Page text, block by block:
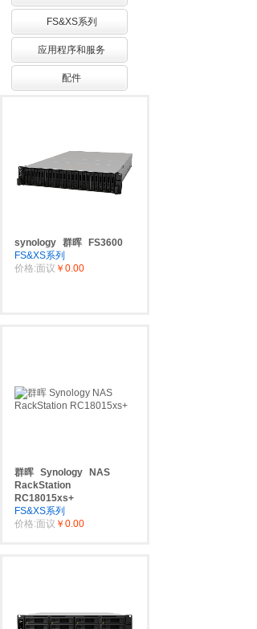
FS&XS系列
应用程序和服务
配件
synology 群晖
FS3600
FS&XS系列
价格:面议 ￥0.00
群晖 Synology
NAS
RackStation
RC18015xs+
FS&XS系列
价格:面议 ￥0.00